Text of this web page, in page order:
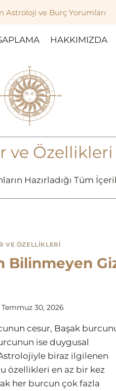
Astroloji ve Burç Yorumları
HAKKIMIZDA
ve Özellikleri
Hazırladığı Tüm
VE ÖZELLIKLERI
Bilinmeyen
Temmuz 30, 2026
cesur, Başak
ise duygusal
biraz ilgilenen
özellikleri en az bir kez
her burcun çok fazla